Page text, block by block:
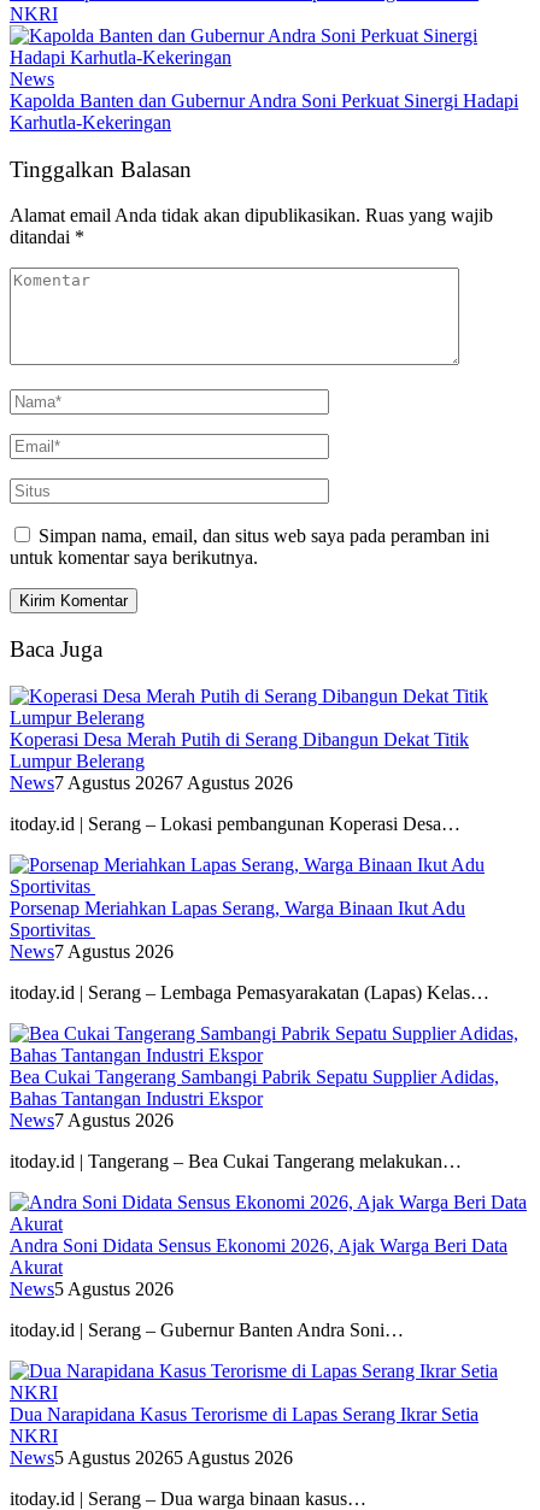
NKRI
News
Kapolda Banten dan Gubernur Andra Soni Perkuat Sinergi Hadapi
Karhutla-Kekeringan
Tinggalkan Balasan
Alamat email Anda tidak akan dipublikasikan. Ruas yang wajib
ditandai *
Simpan nama, email, dan situs web saya pada peramban ini
untuk komentar saya berikutnya.
Baca Juga
Koperasi Desa Merah Putih di Serang Dibangun Dekat Titik
Lumpur Belerang
News7 Agustus 20267 Agustus 2026
itoday.id | Serang – Lokasi pembangunan Koperasi Desa…
Porsenap Meriahkan Lapas Serang, Warga Binaan Ikut Adu
Sportivitas
News7 Agustus 2026
itoday.id | Serang – Lembaga Pemasyarakatan (Lapas) Kelas…
Bea Cukai Tangerang Sambangi Pabrik Sepatu Supplier Adidas,
Bahas Tantangan Industri Ekspor
News7 Agustus 2026
itoday.id | Tangerang – Bea Cukai Tangerang melakukan…
Andra Soni Didata Sensus Ekonomi 2026, Ajak Warga Beri Data
Akurat
News5 Agustus 2026
itoday.id | Serang – Gubernur Banten Andra Soni…
Dua Narapidana Kasus Terorisme di Lapas Serang Ikrar Setia
NKRI
News5 Agustus 20265 Agustus 2026
itoday.id | Serang – Dua warga binaan kasus…